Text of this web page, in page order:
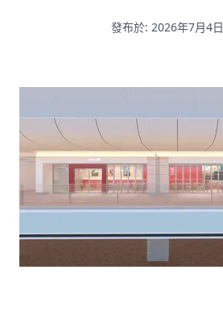
發布於: 2026年7月4日